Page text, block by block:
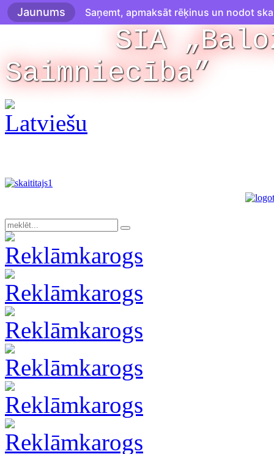
SIA
Saimniecība”
Jaunums Saņemt, apmaksāt rēķinus un nodot